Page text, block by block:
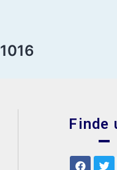
Finde